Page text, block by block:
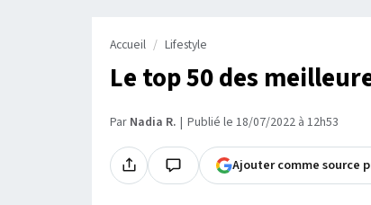
Accueil Lifestyle
Le top 50 des
Par Nadia R. Publié le 18/07/2022 à 12h53
Ajouter comme source